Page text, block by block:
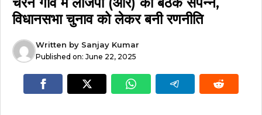
विधानसभा चुनाव को लेकर बनी रणनीति
Written by Sanjay Kumar
Published on: June 22, 2025